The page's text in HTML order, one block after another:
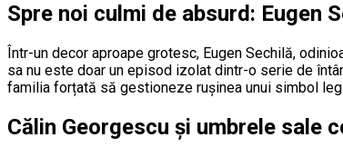
Spre noi culmi de absurd: Eugen
Într-un decor aproape grotesc, Eugen Sechilă,
sa nu este doar un episod izolat dintr-o serie de
familia forțată să gestioneze rușinea unui simbol
Călin Georgescu și umbrele sale